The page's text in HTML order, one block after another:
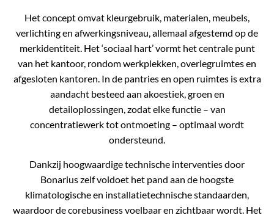
Het concept omvat kleurgebruik, materialen, meubels,
verlichting en afwerkingsniveau, allemaal afgestemd op de
merkidentiteit. Het ‘sociaal hart’ vormt het centrale punt
van het kantoor, rondom werkplekken, overlegruimtes en
afgesloten kantoren. In de pantries en open ruimtes is extra
aandacht besteed aan akoestiek, groen en
detailoplossingen, zodat elke functie – van
concentratiewerk tot ontmoeting – optimaal wordt
ondersteund.
Dankzij hoogwaardige technische interventies door
Bonarius zelf voldoet het pand aan de hoogste
klimatologische en installatietechnische standaarden,
waardoor de corebusiness voelbaar en zichtbaar wordt. Het